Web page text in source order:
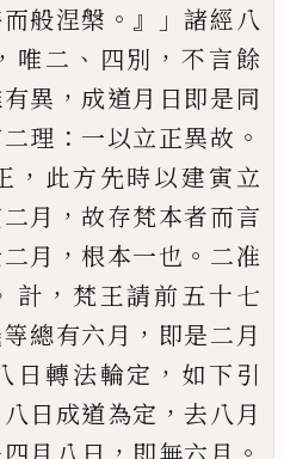
般涅槃 。』」諸經八
， 唯二 、 四別 ， 不言餘
異 ， 成道月日即是同
理 ： 一以立正異故 。
， 此方先時以建寅立
月 ，故存梵本者而言
月 ，根本一也 。 二准
計 ， 梵王請前五十七
總有六月 ， 即是二月
日轉法輪定 ， 如下引
日成道為定 ，去八月